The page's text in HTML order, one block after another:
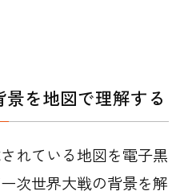
を地図で理解する
れている地図を電子黒
次世界大戦の背景を解